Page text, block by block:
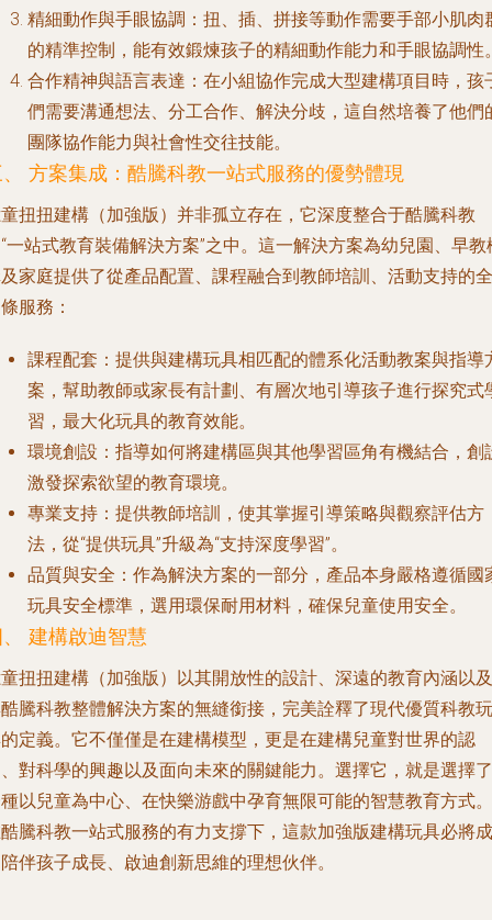
精細動作與手眼協調 ：扭、插、拼接等動作需要手部小肌肉
的精準控制，能有效鍛煉孩子的精細動作能力和手眼協調性
合作精神與語言表達 ：在小組協作完成大型建構項目時，孩
們需要溝通想法、分工合作、解決分歧，這自然培養了他們
團隊協作能力與社會性交往技能。
方案集成：酷騰科教一站式服務的優勢體現
扭扭建構（加強版）并非孤立存在，它深度整合于酷騰科教
一站式教育裝備解決方案”之中。這一解決方案為幼兒園、早教
家庭提供了從產品配置、課程融合到教師培訓、活動支持的全
服務：
課程配套 ：提供與建構玩具相匹配的體系化活動教案與指導
案，幫助教師或家長有計劃、有層次地引導孩子進行探究式
習，最大化玩具的教育效能。
環境創設 ：指導如何將建構區與其他學習區角有機結合，創
激發探索欲望的教育環境。
專業支持 ：提供教師培訓，使其掌握引導策略與觀察評估方
法，從“提供玩具”升級為“支持深度學習”。
品質與安全 ：作為解決方案的一部分，產品本身嚴格遵循國
玩具安全標準，選用環保耐用材料，確保兒童使用安全。
建構啟迪智慧
扭扭建構（加強版）以其開放性的設計、深遠的教育內涵以及
騰科教整體解決方案的無縫銜接，完美詮釋了現代優質科教玩
定義。它不僅僅是在建構模型，更是在建構兒童對世界的認
對科學的興趣以及面向未來的關鍵能力。選擇它，就是選擇了
以兒童為中心、在快樂游戲中孕育無限可能的智慧教育方式。
騰科教一站式服務的有力支撐下，這款加強版建構玩具必將成
伴孩子成長、啟迪創新思維的理想伙伴。